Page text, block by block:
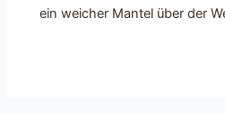
ein weicher Mantel über der